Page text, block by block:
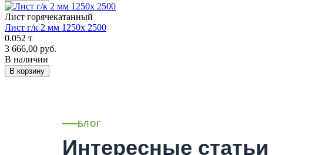
Лист горячекатанный
Лист г/к 2 мм 1250х 2500
0.052 т
3 666,00 руб.
В наличии
В корзину
БЛОГ
Интересные статьи